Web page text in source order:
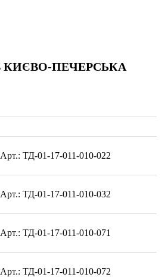
КИЄВО-ПЕЧЕРСЬКА
ТД-01-17-011-010-022
ТД-01-17-011-010-032
ТД-01-17-011-010-071
ТД-01-17-011-010-072